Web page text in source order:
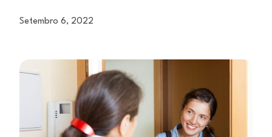
Setembro 6, 2022